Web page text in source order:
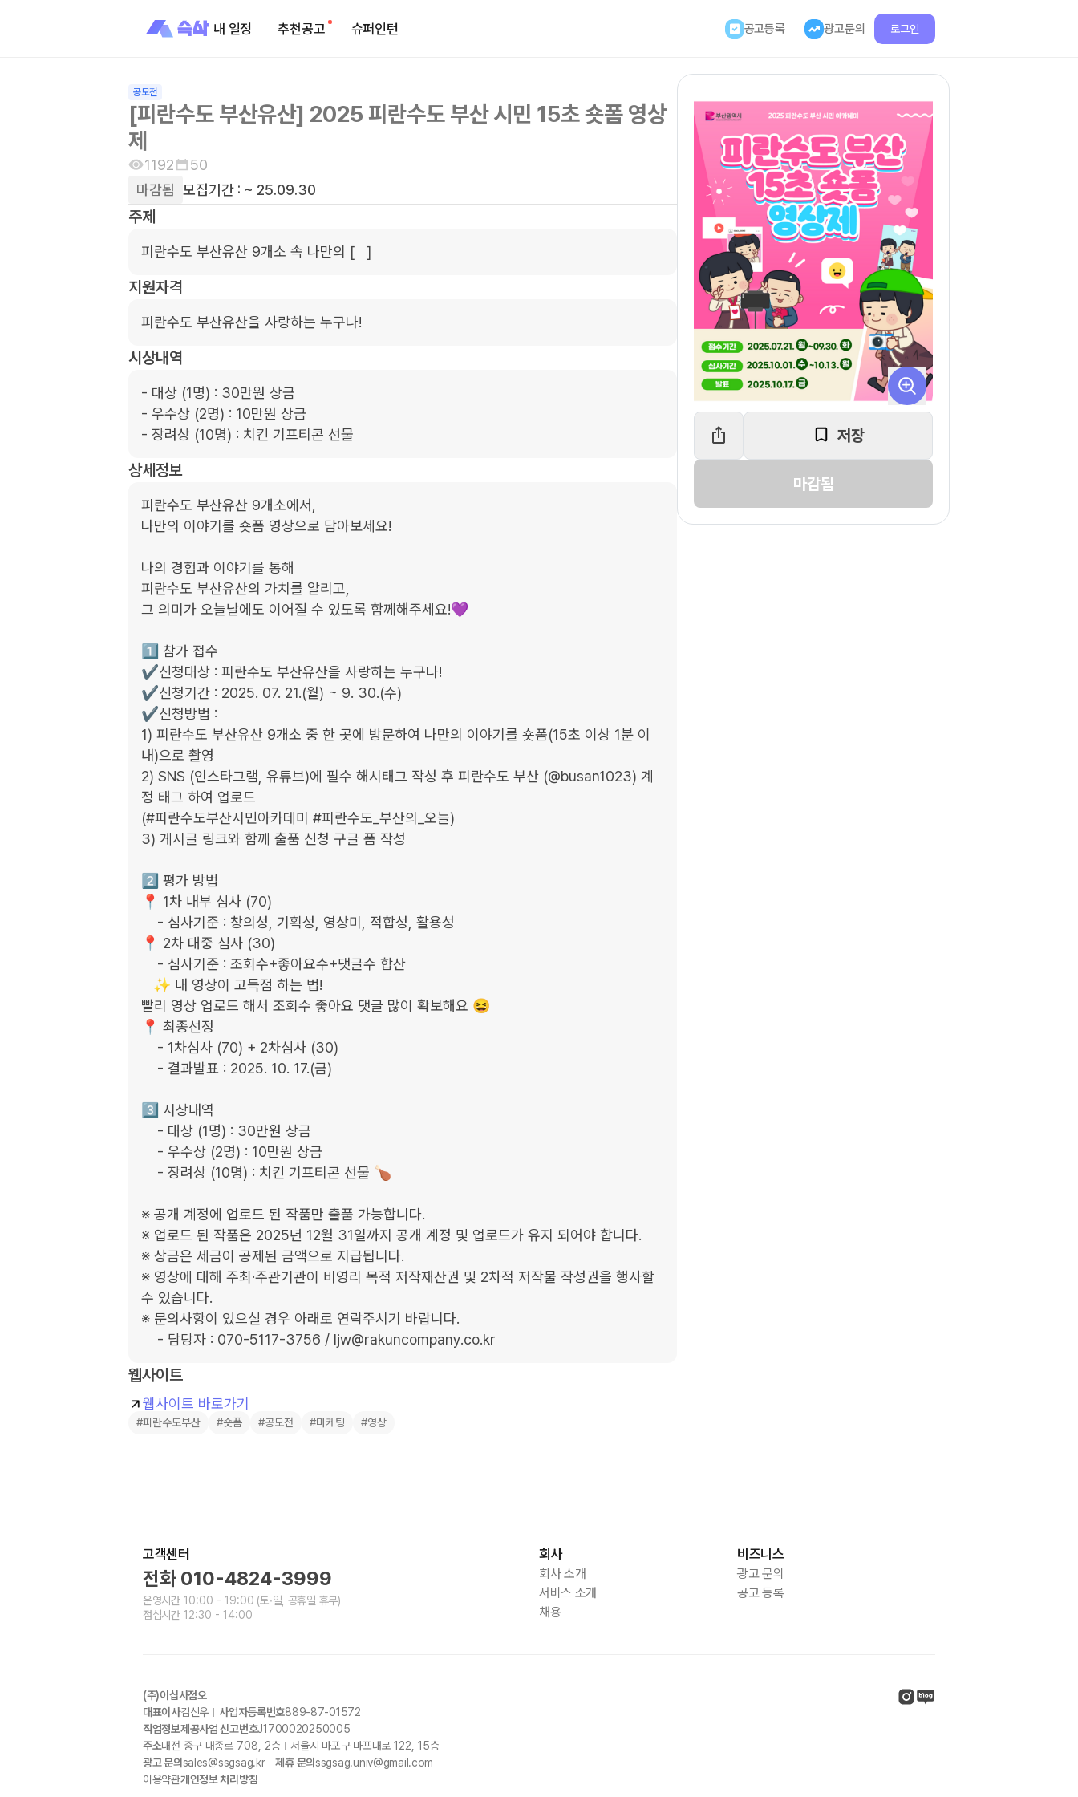
내 일정 추천공고 슈퍼인턴 공고등록 광고문의 로그인
공모전
[피란수도 부산유산] 2025 피란수도 부산 시민 15초 숏폼 영상
제
1192
50
마감됨 모집기간 : ~ 25.09.30
주제
피란수도 부산유산 9개소 속 나만의 [   ]
지원자격
피란수도 부산유산을 사랑하는 누구나!
시상내역
- 대상 (1명) : 30만원 상금
- 우수상 (2명) : 10만원 상금
- 장려상 (10명) : 치킨 기프티콘 선물
상세정보
피란수도 부산유산 9개소에서,
나만의 이야기를 숏폼 영상으로 담아보세요!
나의 경험과 이야기를 통해
피란수도 부산유산의 가치를 알리고,
그 의미가 오늘날에도 이어질 수 있도록 함께해주세요!💜
1️⃣ 참가 접수
✔️신청대상 : 피란수도 부산유산을 사랑하는 누구나!
✔️신청기간 : 2025. 07. 21.(월) ~ 9. 30.(수)
✔️신청방법 :
1) 피란수도 부산유산 9개소 중 한 곳에 방문하여 나만의 이야기를 숏폼(15초 이상 1분 이
내)으로 촬영
2) SNS (인스타그램, 유튜브)에 필수 해시태그 작성 후 피란수도 부산 (@busan1023) 계
정 태그 하여 업로드
(#피란수도부산시민아카데미 #피란수도_부산의_오늘)
3) 게시글 링크와 함께 출품 신청 구글 폼 작성
2️⃣ 평가 방법
📍 1차 내부 심사 (70)
📍 2차 대중 심사 (30)
빨리 영상 업로드 해서 조회수 좋아요 댓글 많이 확보해요 😆
📍 최종선정
3️⃣ 시상내역
※ 공개 계정에 업로드 된 작품만 출품 가능합니다.
※ 업로드 된 작품은 2025년 12월 31일까지 공개 계정 및 업로드가 유지 되어야 합니다.
※ 상금은 세금이 공제된 금액으로 지급됩니다.
※ 영상에 대해 주최·주관기관이 비영리 목적 저작재산권 및 2차적 저작물 작성권을 행사할
수 있습니다.
※ 문의사항이 있으실 경우 아래로 연락주시기 바랍니다.
    - 담당자 : 070-5117-3756 / ljw@rakuncompany.co.kr
웹사이트
웹사이트 바로가기
#피란수도부산 #숏폼 #공모전 #마케팅 #영상
저장
마감됨
고객센터
전화 010-4824-3999
운영시간 10:00 - 19:00 (토∙일, 공휴일 휴무)
점심시간 12:30 - 14:00
회사
회사 소개
서비스 소개
채용
비즈니스
광고 문의
공고 등록
(주)이십사점오
대표이사김신우 사업자등록번호889-87-01572
직업정보제공사업 신고번호J1700020250005
주소대전 중구 대종로 708, 2층 서울시 마포구 마포대로 122, 15층
광고 문의 sales@ssgsag.kr 제휴 문의 ssgsag.univ@gmail.com
이용약관개인정보 처리방침